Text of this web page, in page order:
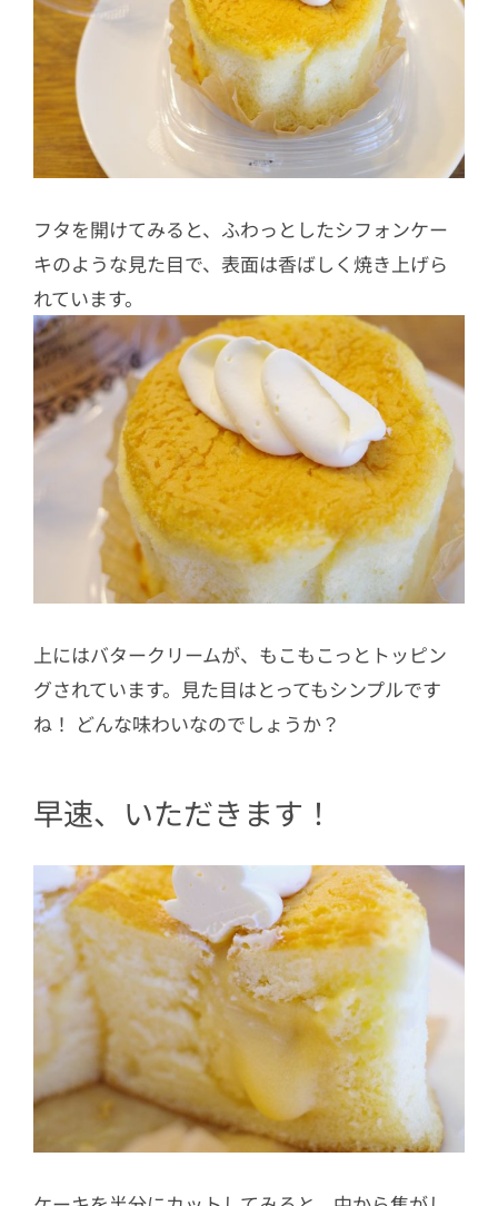
フタを開けてみると、ふわっとしたシフォンケー
キのような見た目で、表面は香ばしく焼き上げら
れています。
上にはバタークリームが、もこもこっとトッピン
グされています。見た目はとってもシンプルです
ね！ どんな味わいなのでしょうか？
早速、いただきます！